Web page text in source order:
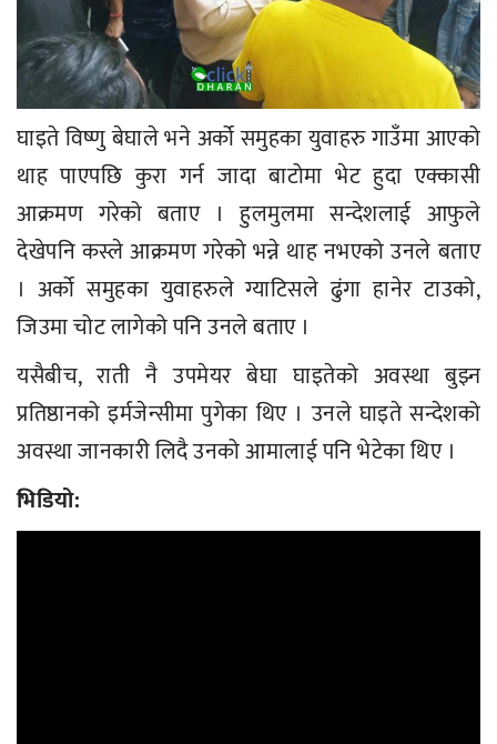
घाइते विष्णु बेघाले भने अर्को समुहका युवाहरु गाउँमा आएको
थाह पाएपछि कुरा गर्न जादा बाटोमा भेट हुदा एक्कासी
आक्रमण गरेको बताए । हुलमुलमा सन्देशलाई आफुले
देखेपनि कस्ले आक्रमण गरेको भन्ने थाह नभएको उनले बताए
। अर्को समुहका युवाहरुले ग्याटिसले ढुंगा हानेर टाउको,
जिउमा चोट लागेको पनि उनले बताए ।
यसैबीच, राती नै उपमेयर बेघा घाइतेको अवस्था बुझ्न
प्रतिष्ठानको इर्मजेन्सीमा पुगेका थिए । उनले घाइते सन्देशको
अवस्था जानकारी लिदै उनको आमालाई पनि भेटेका थिए ।
भिडियो: